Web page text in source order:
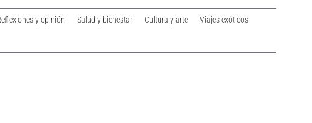
y opinión Salud y bienestar Cultura y arte Viajes exóticos